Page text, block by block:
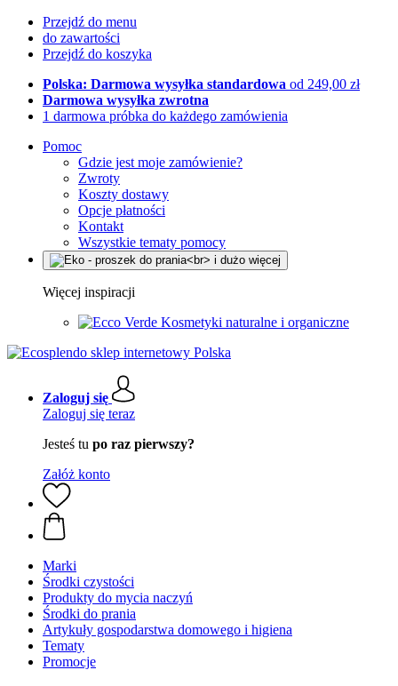
Przejdź do menu
do zawartości
Przejdź do koszyka
Polska: Darmowa wysyłka standardowa od 249,00 zł
Darmowa wysyłka zwrotna
1 darmowa próbka do każdego zamówienia
Pomoc
Gdzie jest moje zamówienie?
Zwroty
Koszty dostawy
Opcje płatności
Kontakt
Wszystkie tematy pomocy
Więcej inspiracji
Kosmetyki naturalne i organiczne
Zaloguj się
Zaloguj się teraz
Jesteś tu po raz pierwszy?
Załóż konto
Marki
Środki czystości
Produkty do mycia naczyń
Środki do prania
Artykuły gospodarstwa domowego i higiena
Tematy
Promocje